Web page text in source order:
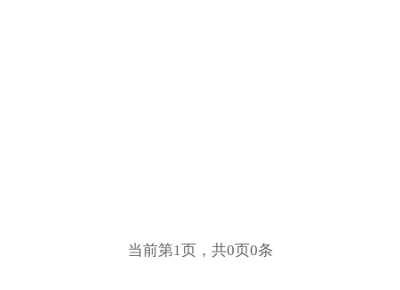
当前第1页，共0页0条